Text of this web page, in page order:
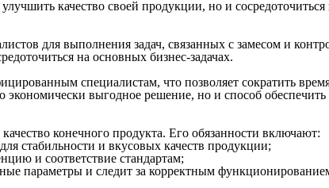
улучшить качество своей продукции, но и сосредоточиться
для выполнения задач, связанных с замесом и
на основных бизнес-задачах.
специалистам, что позволяет сократить
экономически выгодное решение, но и способ обеспечить
качество конечного продукта. Его обязанности включают:
стабильности и вкусовых качеств продукции;
и соответствие стандартам;
параметры и следит за корректным